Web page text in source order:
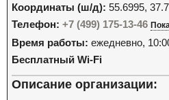
Координаты (ш/д): 55.6995,
Телефон: +7 (499) 175-13-46
Время работы: ежедневно,
Бесплатный Wi-Fi
Описание организации: